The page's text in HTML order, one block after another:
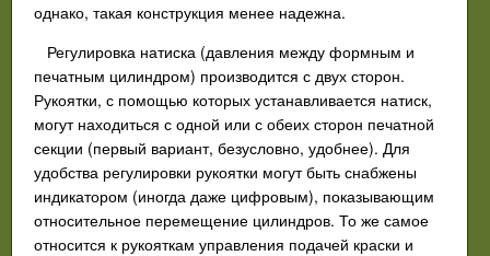
однако, такая конструкция менее надежна.
Регулировка натиска (давления между формным и
печатным цилиндром) производится с двух сторон.
Рукоятки, с помощью которых устанавливается натиск,
могут находиться с одной или с обеих сторон печатной
секции (первый вариант, безусловно, удобнее). Для
удобства регулировки рукоятки могут быть снабжены
индикатором (иногда даже цифровым), показывающим
относительное перемещение цилиндров. То же самое
относится к рукояткам управления подачей краски и